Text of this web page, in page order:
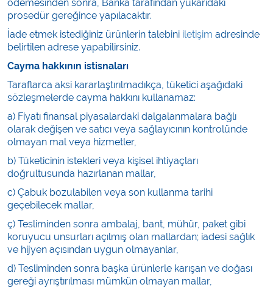
ödemesinden sonra, Banka tarafından yukarıdaki
prosedür gereğince yapılacaktır.
İade etmek istediğiniz ürünlerin talebini iletişim adresinde
belirtilen adrese yapabilirsiniz.
Cayma hakkının istisnaları
Taraflarca aksi kararlaştırılmadıkça, tüketici aşağıdaki
sözleşmelerde cayma hakkını kullanamaz:
a) Fiyatı finansal piyasalardaki dalgalanmalara bağlı
olarak değişen ve satıcı veya sağlayıcının kontrolünde
olmayan mal veya hizmetler,
b) Tüketicinin istekleri veya kişisel ihtiyaçları
doğrultusunda hazırlanan mallar,
c) Çabuk bozulabilen veya son kullanma tarihi
geçebilecek mallar,
ç) Tesliminden sonra ambalaj, bant, mühür, paket gibi
koruyucu unsurları açılmış olan mallardan; iadesi sağlık
ve hijyen açısından uygun olmayanlar,
d) Tesliminden sonra başka ürünlerle karışan ve doğası
gereği ayrıştırılması mümkün olmayan mallar,